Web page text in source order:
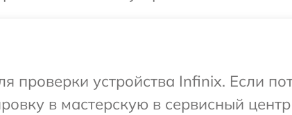
устройства Infinix. Если
в мастерскую в сервисный